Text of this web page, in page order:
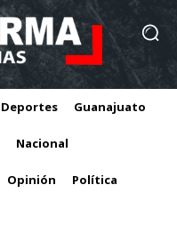
Deportes Guanajuato
Nacional
Opinión Política